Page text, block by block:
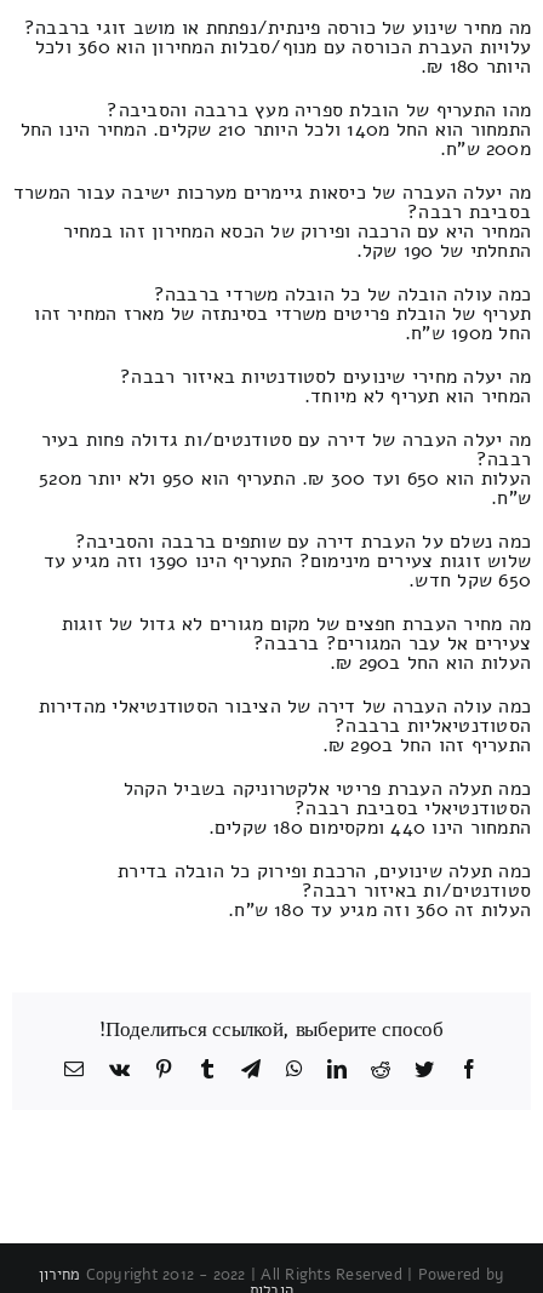
מה מחיר שינוע של כורסה פינתית/נפתחת או מושב זוגי ברבבה?
עלויות העברת הכורסה עם מנוף/סבלות המחירון הוא 360 ולכל
היותר 180 ₪.
מהו התעריף של הובלת ספריה מעץ ברבבה והסביבה?
התמחור הוא החל מ140 ולכל היותר 210 שקלים. המחיר הינו החל
מ200 ש"ח.
מה יעלה העברה של כיסאות גיימרים מערכות ישיבה עבור המשרד
בסביבת רבבה?
המחיר היא עם הרכבה ופירוק של הכסא המחירון זהו במחיר
התחלתי של 190 שקל.
כמה עולה הובלה של כל הובלה משרדי ברבבה?
תעריף של הובלת פריטים משרדי בסינתזה של מארז המחיר זהו
החל מ190 ש"ח.
מה יעלה מחירי שינועים לסטודנטיות באיזור רבבה?
המחיר הוא תעריף לא מיוחד.
מה יעלה העברה של דירה עם סטודנטים/ות גדולה פחות בעיר
רבבה?
העלות הוא 650 ועד 300 ₪. התעריף הוא 950 ולא יותר מ520
ש"ח.
כמה נשלם על העברת דירה עם שותפים ברבבה והסביבה?
שלוש זוגות צעירים מינימום? התעריף הינו 1390 וזה מגיע עד
650 שקל חדש.
מה מחיר העברת חפצים של מקום מגורים לא גדול של זוגות
צעירים אל עבר המגורים? ברבבה?
העלות הוא החל ב290 ₪.
כמה עולה העברה של דירה של הציבור הסטודנטיאלי מהדירות
הסטודנטיאליות ברבבה?
התעריף זהו החל ב290 ₪.
כמה תעלה העברת פריטי אלקטרוניקה בשביל הקהל
הסטודנטיאלי בסביבת רבבה?
התמחור הינו 440 ומקסימום 180 שקלים.
כמה תעלה שינועים, הרכבת ופירוק כל הובלה בדירת
סטודנטים/ות באיזור רבבה?
העלות זה 360 וזה מגיע עד 180 ש"ח.
Поделиться ссылкой, выберите способ!
Facebook
Twitter
Reddit
LinkedIn
WhatsApp
Telegram
Tumblr
Pinterest
Vk
כתובת
Copyright 2012 - 2022 | All Rights Reserved | Powered by מחירון